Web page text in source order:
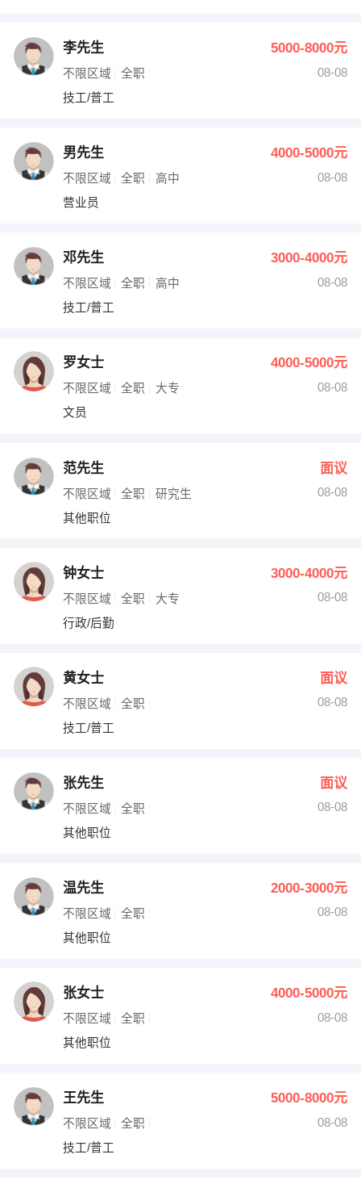
李先生 5000-8000元
不限区域 全职
08-08
技工/普工
男先生 4000-5000元
不限区域 全职 高中
08-08
营业员
邓先生 3000-4000元
不限区域 全职 高中
08-08
技工/普工
罗女士 4000-5000元
不限区域 全职 大专
08-08
文员
范先生 面议
不限区域 全职 研究生
08-08
其他职位
钟女士 3000-4000元
不限区域 全职 大专
08-08
行政/后勤
黄女士 面议
不限区域 全职
08-08
技工/普工
张先生 面议
不限区域 全职
08-08
其他职位
温先生 2000-3000元
不限区域 全职
08-08
其他职位
张女士 4000-5000元
不限区域 全职
08-08
其他职位
王先生 5000-8000元
不限区域 全职
08-08
技工/普工